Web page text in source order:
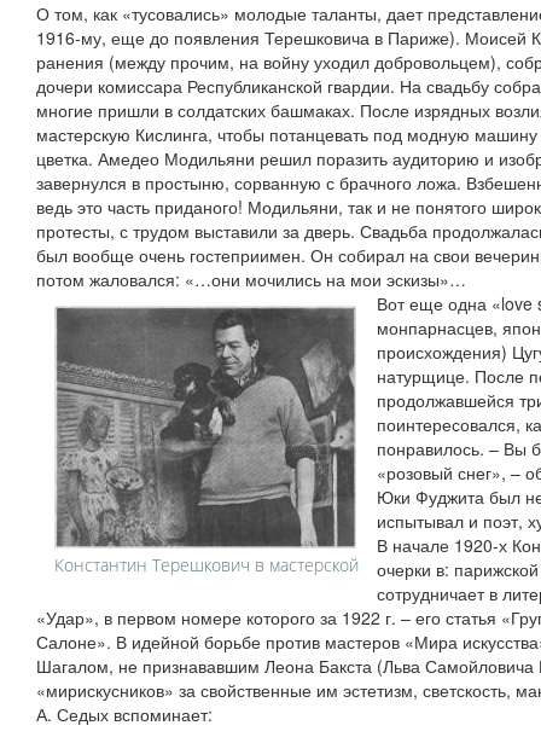
О том, как «тусовались» молодые таланты, дает
1916-му, еще до появления Терешковича в Париже). Моисей
ранения (между прочим, на войну уходил добровольцем),
дочери комиссара Республиканской гвардии. На свадьбу
многие пришли в солдатских башмаках. После изрядных
мастерскую Кислинга, чтобы потанцевать под модную
цветка. Амедео Модильяни решил поразить аудиторию и
завернулся в простыню, сорванную с брачного ложа.
ведь это часть приданого! Модильяни, так и не понятого
протесты, с трудом выставили за дверь. Свадьба
был вообще очень гостеприимен. Он собирал на свои
потом жаловался: «…они мочились на мои эскизы»…
Константин Терешкович в мастерской
Вот еще одна
монпарнасцев,
происхождения)
натурщице. После
продолжавшейся
поинтересовался,
понравилось. – Вы
«розовый снег», –
Юки Фуджита был
испытывал и поэт,
В начале 1920-х
очерки в:
сотрудничает в
«Удар», в первом номере которого за 1922 г. – его статья
Салоне». В идейной борьбе против мастеров «Мира
Шагалом, не признававшим Леона Бакста (Льва Самойловича
«мирискусников» за свойственные им эстетизм, светскость,
А. Седых вспоминает: